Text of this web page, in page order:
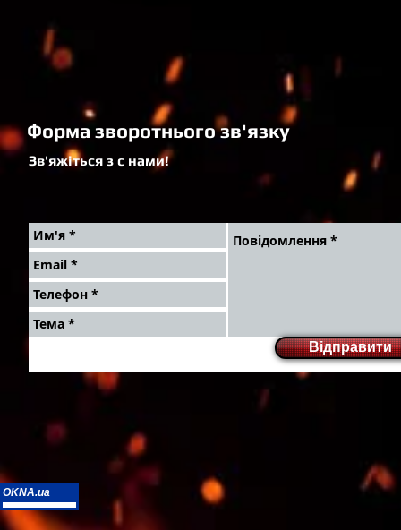
Форма зворотнього зв'язку
Зв'яжіться з с нами!
Відправити
OKNA.ua